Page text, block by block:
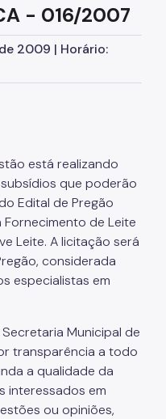
- 016/2007
2009 | Horário:
está realizando
que poderão
Edital de Pregão
de Leite
Leite. A licitação será
considerada
especialistas em
Municipal de
transparência a todo
a qualidade da
interessados em
ou opiniões,